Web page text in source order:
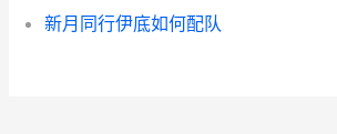
新月同行伊底如何配队